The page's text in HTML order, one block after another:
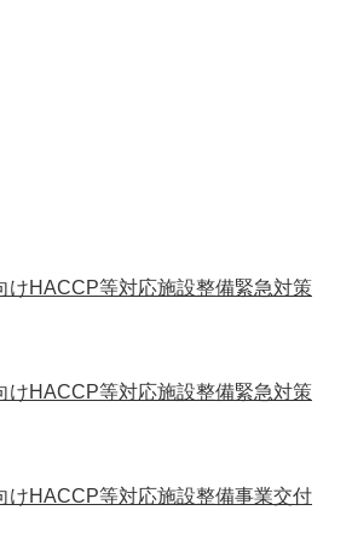
けHACCP等対応施設整備緊急対策
けHACCP等対応施設整備緊急対策
けHACCP等対応施設整備事業交付